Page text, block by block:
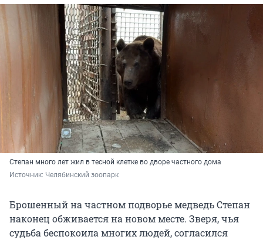
Степан много лет жил в тесной клетке во дворе частного дома
Источник: Челябинский зоопарк
Брошенный на частном подворье медведь Степан
наконец обживается на новом месте. Зверя, чья
судьба беспокоила многих людей, согласился